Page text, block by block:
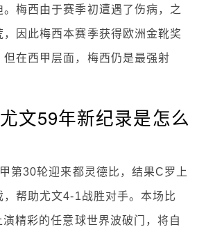
梅西由于赛季初遭遇了伤病，之
因此梅西本赛季获得欧洲金靴奖
但在西甲层面，梅西仍是最强射
文59年新纪录是怎么
第30轮迎来都灵德比，结果C罗上
帮助尤文4-1战胜对手。本场比
精彩的任意球世界波破门，将自